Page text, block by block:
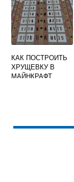
КАК ПОСТРОИТЬ
ХРУЩЕВКУ В
МАЙНКРАФТ